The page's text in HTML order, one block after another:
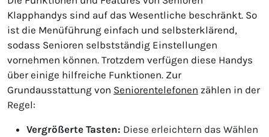
Klapphandys sind auf das Wesentliche beschränkt. So
ist die Menüführung einfach und selbsterklärend,
sodass Senioren selbstständig Einstellungen
vornehmen können. Trotzdem verfügen diese Handys
über einige hilfreiche Funktionen. Zur
Grundausstattung von Seniorentelefonen zählen in der
Regel:
Vergrößerte Tasten: Diese erleichtern das Wählen